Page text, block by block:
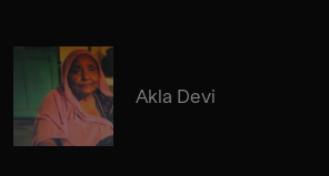
Akla Devi